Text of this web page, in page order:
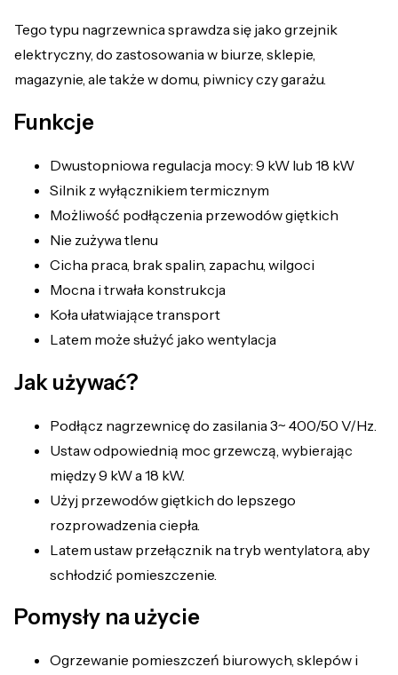
Tego typu nagrzewnica sprawdza się jako grzejnik
elektryczny, do zastosowania w biurze, sklepie,
magazynie, ale także w domu, piwnicy czy garażu.
Funkcje
Dwustopniowa regulacja mocy: 9 kW lub 18 kW
Silnik z wyłącznikiem termicznym
Możliwość podłączenia przewodów giętkich
Nie zużywa tlenu
Cicha praca, brak spalin, zapachu, wilgoci
Mocna i trwała konstrukcja
Koła ułatwiające transport
Latem może służyć jako wentylacja
Jak używać?
Podłącz nagrzewnicę do zasilania 3~ 400/50 V/Hz.
Ustaw odpowiednią moc grzewczą, wybierając
między 9 kW a 18 kW.
Użyj przewodów giętkich do lepszego
rozprowadzenia ciepła.
Latem ustaw przełącznik na tryb wentylatora, aby
schłodzić pomieszczenie.
Pomysły na użycie
Ogrzewanie pomieszczeń biurowych, sklepów i